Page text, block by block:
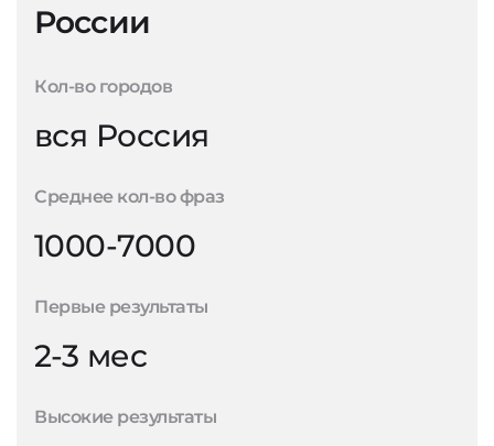
России
Кол-во городов
вся Россия
Среднее кол-во фраз
1000-7000
Первые результаты
2-3 мес
Высокие результаты